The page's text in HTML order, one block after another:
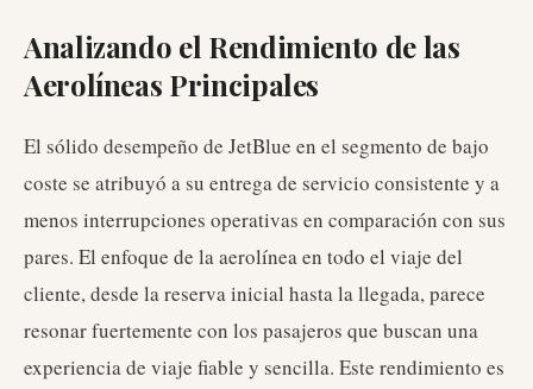
Analizando el Rendimiento de las
Aerolíneas Principales
El sólido desempeño de JetBlue en el segmento de bajo
coste se atribuyó a su entrega de servicio consistente y a
menos interrupciones operativas en comparación con sus
pares. El enfoque de la aerolínea en todo el viaje del
cliente, desde la reserva inicial hasta la llegada, parece
resonar fuertemente con los pasajeros que buscan una
experiencia de viaje fiable y sencilla. Este rendimiento es